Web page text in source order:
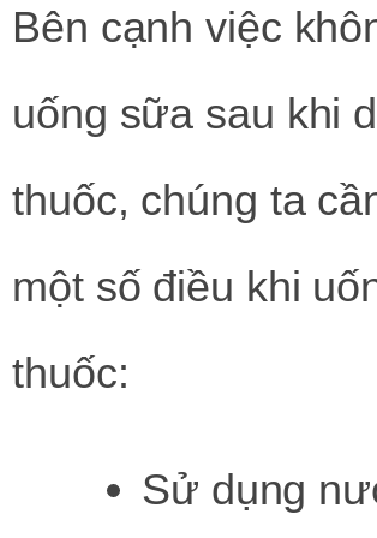
Bên cạnh việc
uống sữa sau khi
thuốc, chúng ta
một số điều khi
thuốc:
Sử dụng